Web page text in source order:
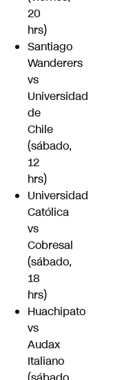
20
hrs)
Santiago
Wanderers
vs
Universidad
de
Chile
(sábado,
12
hrs)
Universidad
Católica
vs
Cobresal
(sábado,
18
hrs)
Huachipato
vs
Audax
Italiano